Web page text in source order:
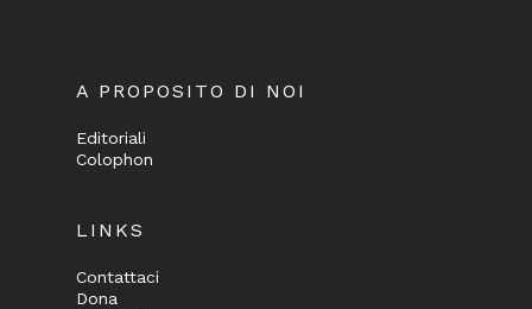
A PROPOSITO DI NOI
Editoriali
Colophon
LINKS
Contattaci
Dona